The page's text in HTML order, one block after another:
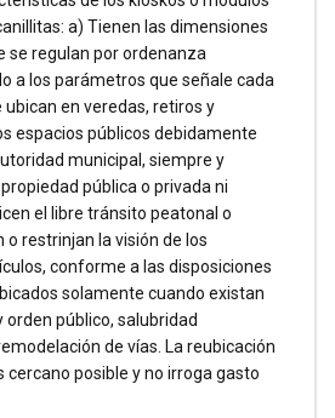
a) Tienen las dimensiones
se regulan por ordenanza
a los parámetros que señale cada
ubican en veredas, retiros y
espacios públicos debidamente
municipal, siempre y
pública o privada ni
el libre tránsito peatonal o
restrinjan la visión de los
conforme a las disposiciones
solamente cuando existan
público, salubridad
de vías. La reubicación
cercano posible y no irroga gasto